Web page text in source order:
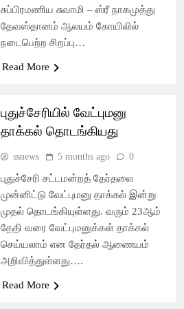
சுப்பிரமணிய சுவாமி – ஸ்ரீ நாகமுத்து
தேவஸ்தானம் ஆலயம் கோயிலில்
நடைபெற்ற சிறப்பு…
Read More
புதுச்சேரியில் வேட்புமனு
தாக்கல் தொடங்கியது
ssnews 5 months ago 0
புதுச்சேரி சட்டமன்றத் தேர்தலை
முன்னிட்டு வேட்புமனு தாக்கல் இன்று
முதல் தொடங்கியுள்ளது. வரும் 23ஆம்
தேதி வரை வேட்புமனுக்கள் தாக்கல்
செய்யலாம் என தேர்தல் ஆணையம்
அறிவித்துள்ளது….
Read More